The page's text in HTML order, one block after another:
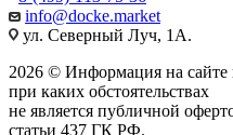
info@docke.market
ул. Северный Луч, 1А.
2026 © Информация на сайте
при каких обстоятельствах
не является публичной
статьи 437 ГК РФ.